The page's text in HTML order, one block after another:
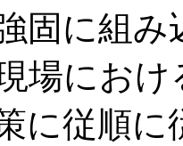
固に組
場にお
に従順